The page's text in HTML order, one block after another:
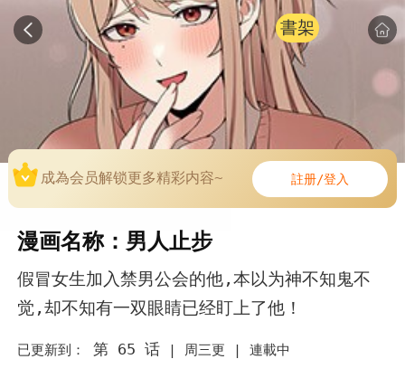
書架
成為会员解锁更多精彩内容~ 註册/登入
漫画名称：男人止步
假冒女生加入禁男公会的他,本以为神不知鬼不
觉,却不知有一双眼睛已经盯上了他！
已更新到： 第 65 话| 周三更 | 連載中